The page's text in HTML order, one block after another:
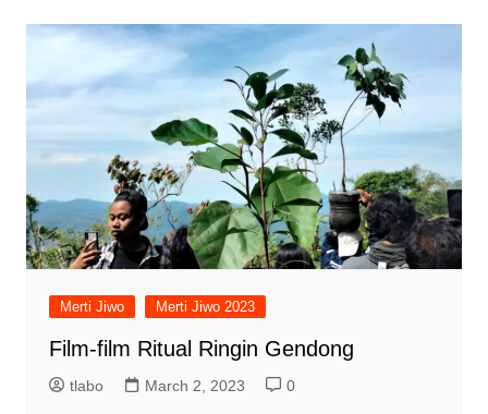
Merti Jiwo Merti Jiwo 2023
Film-film Ritual Ringin Gendong
tlabo March 2, 2023 0